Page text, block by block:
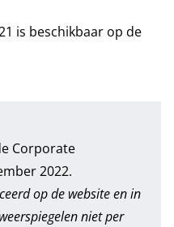
is beschikbaar op de
Corporate
2022.
op de website en in
niet per